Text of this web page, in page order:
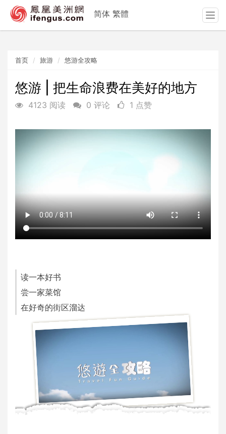
首页 旅游 悠游全攻略
悠游 | 把生命浪费在美好的地方
4123 阅读 0 评论 1 点赞
读一本好书
尝一家菜馆
在好奇的街区溜达
简体 繁體
T
o
g